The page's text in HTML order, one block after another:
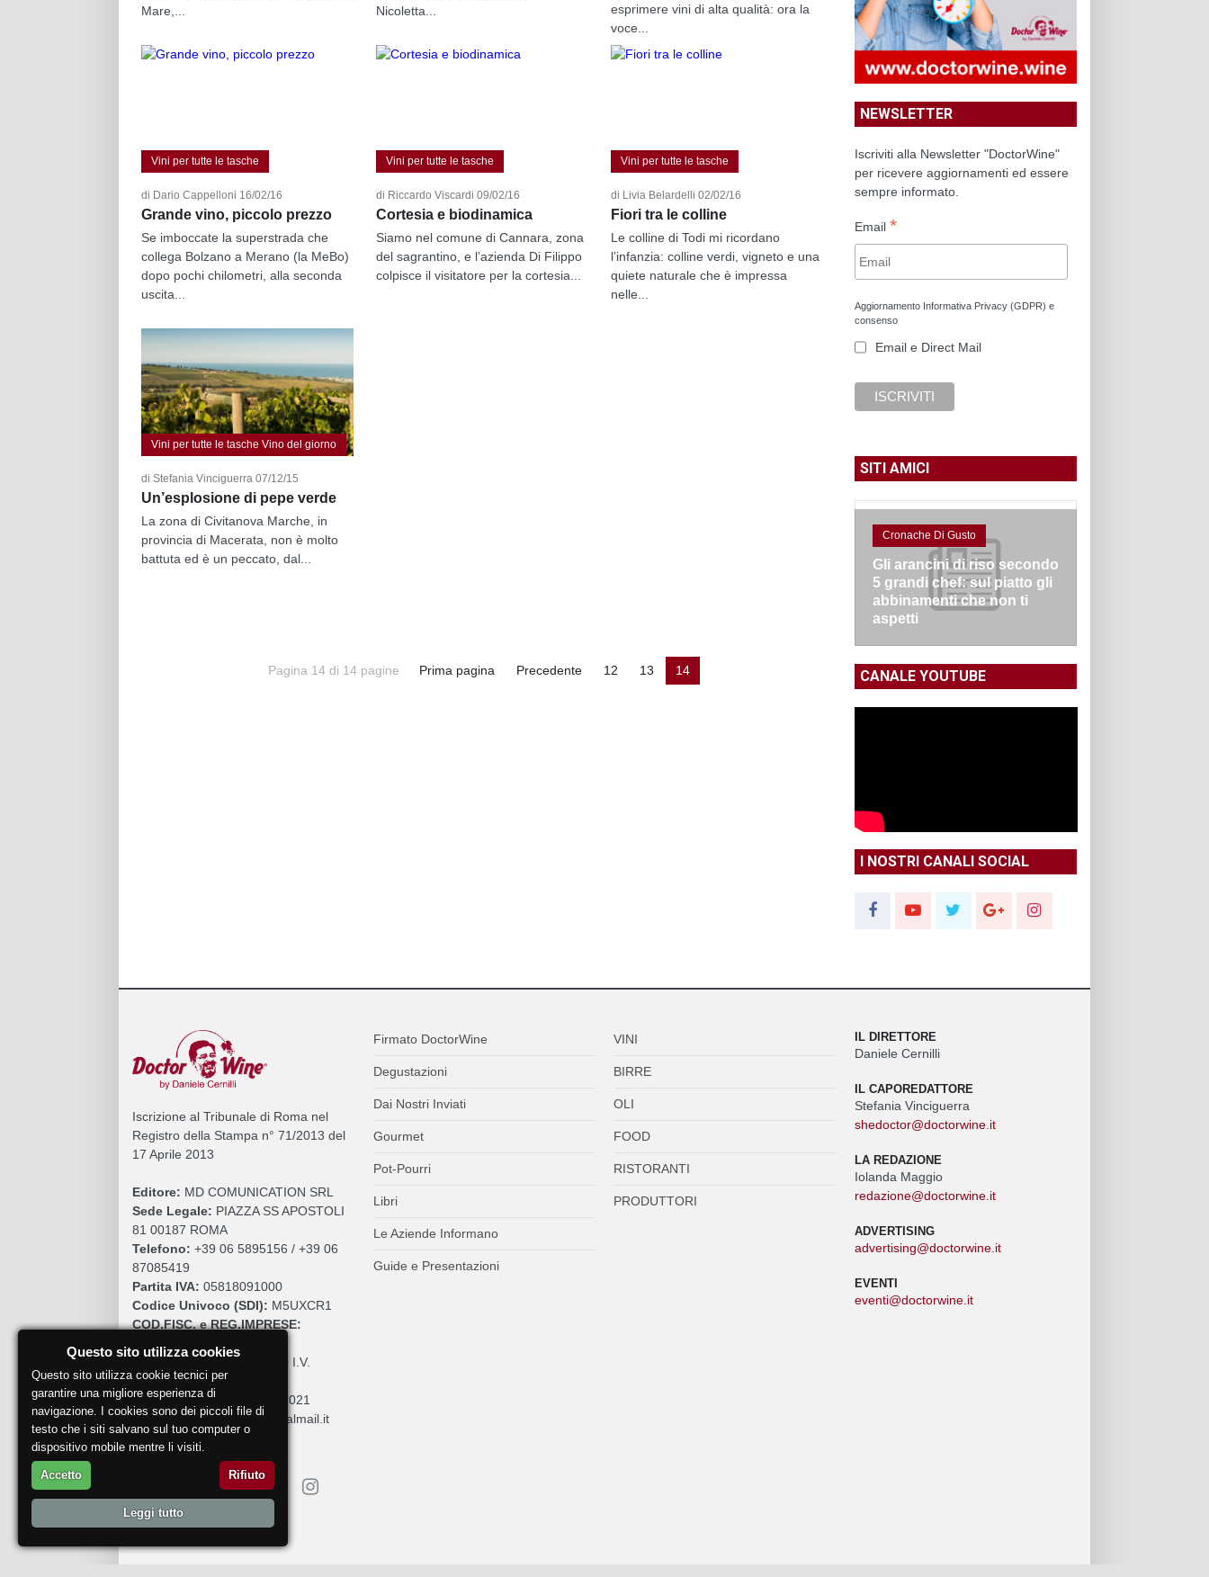
Mare,...
Nicoletta...
esprimere vini di alta qualità: ora la
voce...
Vini per tutte le tasche
di Dario Cappelloni 16/02/16
Grande vino, piccolo prezzo
Se imboccate la superstrada che
collega Bolzano a Merano (la MeBo)
dopo pochi chilometri, alla seconda
uscita...
Vini per tutte le tasche
di Riccardo Viscardi 09/02/16
Cortesia e biodinamica
Siamo nel comune di Cannara, zona
del sagrantino, e l’azienda Di Filippo
colpisce il visitatore per la cortesia...
Vini per tutte le tasche
di Livia Belardelli 02/02/16
Fiori tra le colline
Le colline di Todi mi ricordano
l’infanzia: colline verdi, vigneto e una
quiete naturale che è impressa
nelle...
Vini per tutte le tasche Vino del giorno
di Stefania Vinciguerra 07/12/15
Un’esplosione di pepe verde
La zona di Civitanova Marche, in
provincia di Macerata, non è molto
battuta ed è un peccato, dal...
Pagina 14 di 14 pagine Prima pagina Precedente 12 13 14
NEWSLETTER
Iscriviti alla Newsletter "DoctorWine"
per ricevere aggiornamenti ed essere
sempre informato.
Email *
Aggiornamento Informativa Privacy (GDPR) e
consenso
Email e Direct Mail
SITI AMICI
Cronache Di Gusto
Gli arancini di riso secondo
5 grandi chef: sul piatto gli
abbinamenti che non ti
aspetti
CANALE YOUTUBE
I NOSTRI CANALI SOCIAL
Iscrizione al Tribunale di Roma nel
Registro della Stampa n° 71/2013 del
17 Aprile 2013
Editore: MD COMUNICATION SRL
Sede Legale: PIAZZA SS APOSTOLI
81 00187 ROMA
Telefono: +39 06 5895156 / +39 06
87085419
Partita IVA: 05818091000
Codice Univoco (SDI): M5UXCR1
COD.FISC. e REG.IMPRESE:
€. 10.200,00 I.V.
REA:RM 930252
Roc:36580 del 5 maggio 2021
Pec:mdcomunication@legalmail.it
Firmato DoctorWine
Degustazioni
Dai Nostri Inviati
Gourmet
Pot-Pourri
Libri
Le Aziende Informano
Guide e Presentazioni
VINI
BIRRE
OLI
FOOD
RISTORANTI
PRODUTTORI
IL DIRETTORE
Daniele Cernilli
IL CAPOREDATTORE
Stefania Vinciguerra
shedoctor@doctorwine.it
LA REDAZIONE
Iolanda Maggio
redazione@doctorwine.it
ADVERTISING
advertising@doctorwine.it
EVENTI
eventi@doctorwine.it
Questo sito utilizza cookies
Questo sito utilizza cookie tecnici per
garantire una migliore esperienza di
navigazione. I cookies sono dei piccoli file di
testo che i siti salvano sul tuo computer o
dispositivo mobile mentre li visiti.
Accetto Rifiuto
Leggi tutto